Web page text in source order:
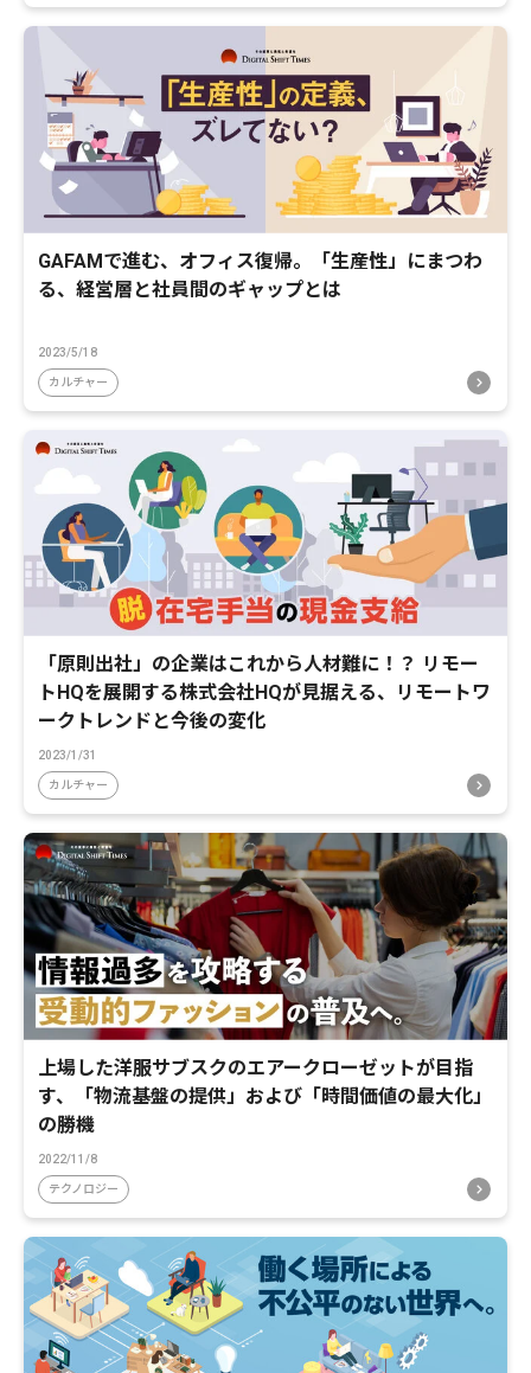
GAFAMで進む、オフィス復帰。「生産性」にまつわ
る、経営層と社員間のギャップとは
2023/5/18
カルチャー
「原則出社」の企業はこれから人材難に！？ リモー
トHQを展開する株式会社HQが見据える、リモートワ
ークトレンドと今後の変化
2023/1/31
カルチャー
上場した洋服サブスクのエアークローゼットが目指
す、「物流基盤の提供」および「時間価値の最大化」
の勝機
2022/11/8
テクノロジー